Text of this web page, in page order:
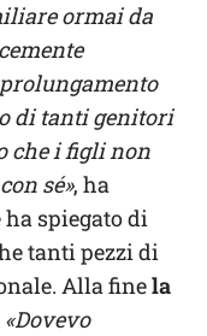
ormai da
di tanti genitori
che i figli non
sé», ha
ha spiegato di
tanti pezzi di
Alla finela
«Dovevo